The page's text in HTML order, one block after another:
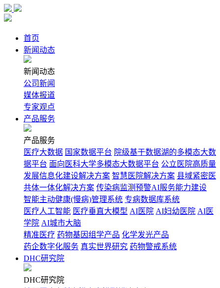
首页
新闻动态
新闻动态
公司新闻
媒体报道
专家观点
产品服务
产品服务
医疗大数据 国家数据平台 院级基于数据湖的多模态大数
据平台 面向医科大学多模态大数据平台 公立医院高质量
发展信息化建设解决方案 智慧医院解决方案 县域紧密医
共体一体化解决方案 传染病监测预警AI服务能力建设
智能主动健康(慢病)管理系统 专病数据库系统
医疗人工智能 医疗垂直大模型 AI医院 AI妇幼医院 AI医
学院 AI城市大脑
精准医疗 药物基因组学产品 化学发光产品
药企数字化服务 真实世界研究 药物警戒系统
DHC研究院
DHC研究院